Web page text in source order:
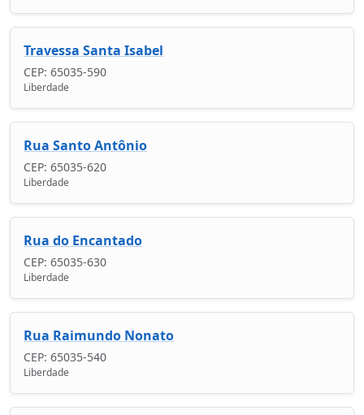
Travessa Santa Isabel
CEP: 65035-590
Liberdade
Rua Santo Antônio
CEP: 65035-620
Liberdade
Rua do Encantado
CEP: 65035-630
Liberdade
Rua Raimundo Nonato
CEP: 65035-540
Liberdade